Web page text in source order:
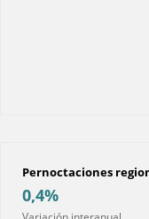
Pernoctaciones
0,4%